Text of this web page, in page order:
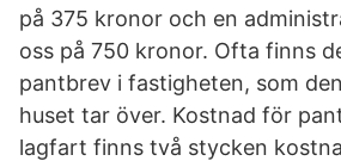
på 375 kronor och en
oss på 750 kronor. Ofta finns
pantbrev i fastigheten, som
huset tar över. Kostnad för
lagfart finns två stycken